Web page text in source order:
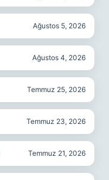
Ağustos 5, 2026
Ağustos 4, 2026
Temmuz 25, 2026
Temmuz 23, 2026
Temmuz 21, 2026